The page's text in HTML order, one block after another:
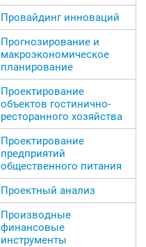
Провайдинг инноваций
Прогнозирование и
макроэкономическое
планирование
Проектирование
объектов гостинично-
ресторанного хозяйства
Проектирование
предприятий
общественного питания
Проектный анализ
Производные
финансовые
инструменты